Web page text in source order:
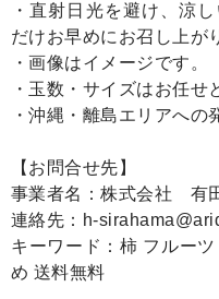
・直射日光を避け、涼
だけお早めにお召し上が
・画像はイメージです。
・玉数・サイズはお任せ
・沖縄・離島エリアへの
【お問合せ先】
事業者名：株式会社 有
連絡先：h-
キーワード：柿 フルー
め 送料無料